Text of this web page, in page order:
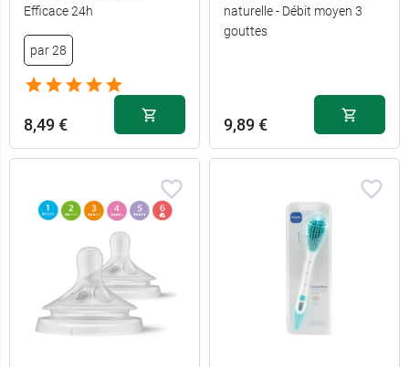
Débit 3
Liquide épais
Efficace 24h
par 28
8,49 €
naturelle - Débit moyen 3
gouttes
9,89 €